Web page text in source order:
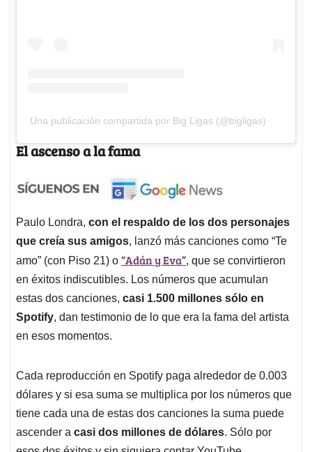
Una publicación compartida por Big Ligas (@bigligas)
El ascenso a la fama
Paulo Londra, con el respaldo de los dos personajes
que creía sus amigos, lanzó más canciones como “Te
amo” (con Piso 21) o “Adán y Eva”, que se convirtieron
en éxitos indiscutibles. Los números que acumulan
estas dos canciones, casi 1.500 millones sólo en
Spotify, dan testimonio de lo que era la fama del artista
en esos momentos.
Cada reproducción en Spotify paga alrededor de 0.003
dólares y si esa suma se multiplica por los números que
tiene cada una de estas dos canciones la suma puede
ascender a casi dos millones de dólares. Sólo por